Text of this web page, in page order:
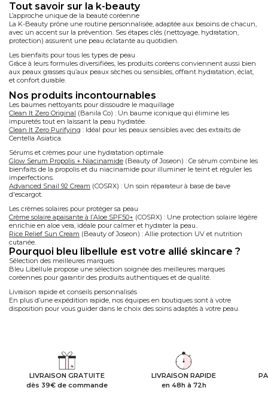
tout savoir sur la k-beauty
L’approche unique de la beauté coréenne
La K-Beauty prône une routine personnalisée, adaptée aux besoins de chacun,
avec un accent sur la prévention. Ses étapes clés (nettoyage, hydratation,
protection) assurent une peau éclatante au quotidien.
Les bienfaits pour tous les types de peau
Grâce à leurs formules diversifiées, les produits coréens conviennent aussi bien
aux peaux grasses qu’aux peaux sèches ou sensibles, offrant hydratation, éclat,
et confort durable.
nos produits incontournables
Les baumes nettoyants pour dissoudre le maquillage
Clean It Zero Original (Banila Co) : Un baume iconique qui élimine les
impuretés tout en laissant la peau hydratée.
Clean It Zero Purifying : Idéal pour les peaux sensibles avec des extraits de
Centella Asiatica.
Sérums et crèmes pour une hydratation optimale
Glow Serum Propolis + Niacinamide (Beauty of Joseon) : Ce sérum combine les
bienfaits de la propolis et du niacinamide pour illuminer le teint et réguler les
imperfections.
Advanced Snail 92 Cream (COSRX) : Un soin réparateur à base de bave
d'escargot.
Les crèmes solaires pour protéger sa peau
Crème solaire apaisante à l’Aloe SPF50+ (COSRX) : Une protection solaire légère
enrichie en aloe vera, idéale pour calmer et hydrater la peau..
Rice Relief Sun Cream (Beauty of Joseon) : Allie protection UV et nutrition
cutanée.
pourquoi bleu libellule est votre allié skincare ?
Sélection des meilleures marques
Bleu Libellule propose une sélection soignée des meilleures marques
coréennes pour garantir des produits authentiques et de qualité.
Livraison rapide et conseils personnalisés
En plus d’une expédition rapide, nos équipes en boutiques sont à votre
disposition pour vous guider dans le choix des soins adaptés à votre peau.
LIVRAISON GRATUITE
dès 39€ de commande
LIVRAISON RAPIDE
en 48h à 72h